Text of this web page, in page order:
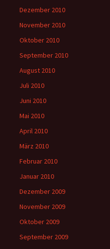
Dezember 2010
November 2010
Oktober 2010
September 2010
August 2010
Juli 2010
Juni 2010
Mai 2010
April 2010
März 2010
Februar 2010
Januar 2010
Dezember 2009
November 2009
Oktober 2009
September 2009